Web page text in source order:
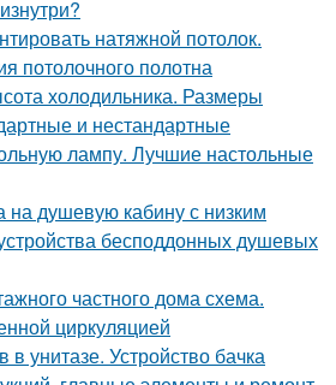
натяжной потолок.
потолочного полотна
холодильника. Размеры
и нестандартные
лампу. Лучшие настольные
на душевую кабину с низким
бесподдонных душевых
частного дома схема.
циркуляцией
в унитазе. Устройство бачка